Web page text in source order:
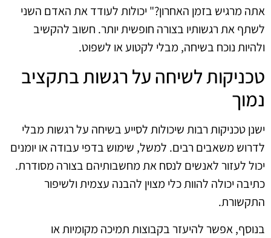
אתה מרגיש בזמן האחרון?" יכולות לעודד את האדם השני
לשתף את רגשותיו בצורה חופשית יותר. חשוב להקשיב
ולהיות נוכח בשיחה, מבלי לקטוע או לשפוט.
טכניקות לשיחה על רגשות בתקציב
נמוך
ישנן טכניקות רבות שיכולות לסייע בשיחה על רגשות מבלי
לדרוש משאבים רבים. למשל, שימוש בדפי עבודה או יומנים
יכול לעזור לאנשים לנסח את מחשבותיהם בצורה מסודרת.
כתיבה יכולה להוות כלי מצוין להבנה עצמית ולשיפור
התקשורת.
בנוסף, אפשר להיעזר בקבוצות תמיכה מקומיות או